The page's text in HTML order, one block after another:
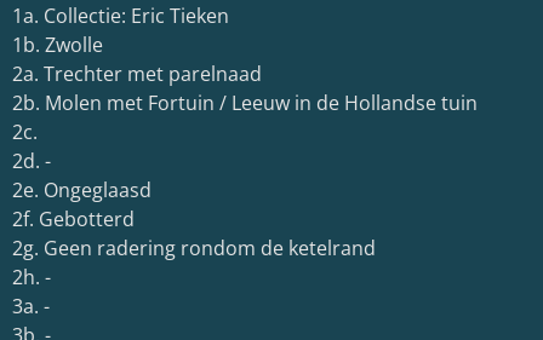
1a. Collectie: Eric Tieken
1b. Zwolle
2a. Trechter met parelnaad
2b. Molen met Fortuin / Leeuw in de Hollandse tuin
2c.
2d. -
2e. Ongeglaasd
2f. Gebotterd
2g. Geen radering rondom de ketelrand
2h. -
3a. -